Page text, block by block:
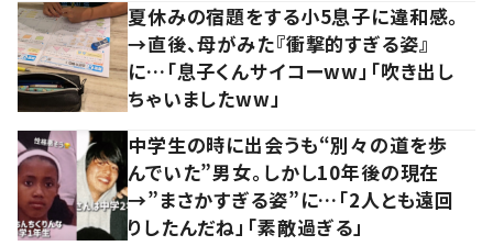
夏休みの宿題をする小5息子に違和感。
→直後、母がみた『衝撃的すぎる姿』
に…「息子くんサイコーww」「吹き出し
ちゃいましたww」
中学生の時に出会うも“別々の道を歩
んでいた”男女。しかし10年後の現在
→”まさかすぎる姿”に…「2人とも遠回
りしたんだね」「素敵過ぎる」